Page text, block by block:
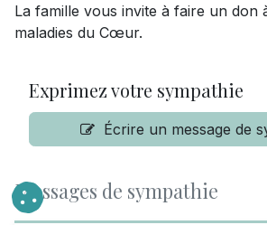
La famille vous invite à faire un don
maladies du Cœur.
Exprimez votre sympathie
Écrire un message de
Messages de sympathie